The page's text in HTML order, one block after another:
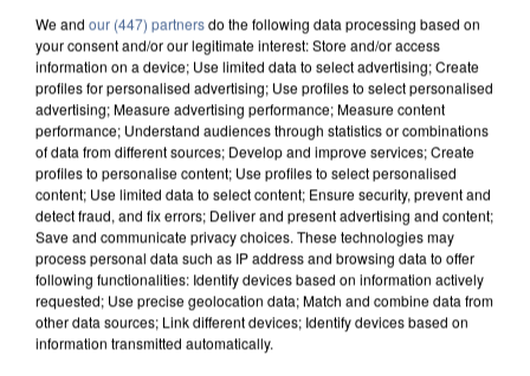
We and our (447) partnersdo the following data processing based on
your consent and/or our legitimate interest: Store and/or access
information on a device; Use limited data to select advertising; Create
profiles for personalised advertising; Use profiles to select personalised
advertising; Measure advertising performance; Measure content
performance; Understand audiences through statistics or combinations
of data from different sources; Develop and improve services; Create
profiles to personalise content; Use profiles to select personalised
content; Use limited data to select content; Ensure security, prevent and
detect fraud, and fix errors; Deliver and present advertising and content;
Save and communicate privacy choices. These technologies may
process personal data such as IP address and browsing data to offer
following functionalities: Identify devices based on information actively
requested; Use precise geolocation data; Match and combine data from
other data sources; Link different devices; Identify devices based on
information transmitted automatically.